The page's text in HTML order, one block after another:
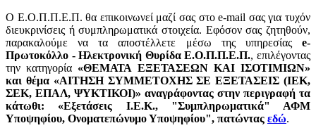
Ο Ε.Ο.Π.Π.Ε.Π. θα επικοινωνεί μαζί σας στο e-mail σας για τυχόν
διευκρινίσεις ή συμπληρωματικά στοιχεία. Εφόσον σας ζητηθούν,
παρακαλούμε να τα αποστέλλετε μέσω της υπηρεσίας e-
Πρωτοκόλλο - Ηλεκτρονική Θυρίδα Ε.Ο.Π.Π.Ε.Π., επιλέγοντας
την κατηγορία «ΘΕΜΑΤΑ ΕΞΕΤΑΣΕΩΝ ΚΑΙ ΙΣΟΤΙΜΙΩΝ»
και θέμα «ΑΙΤΗΣΗ ΣΥΜΜΕΤΟΧΗΣ ΣΕ ΕΞΕΤΑΣΕΙΣ (ΙΕΚ,
ΣΕΚ, ΕΠΑΛ, ΨΥΚΤΙΚΟΙ)» αναγράφοντας στην περιγραφή τα
κάτωθι: «Εξετάσεις Ι.Ε.Κ., "Συμπληρωματικά" ΑΦΜ
Υποψηφίου, Ονοματεπώνυμο Υποψηφίου", πατώντας εδώ.